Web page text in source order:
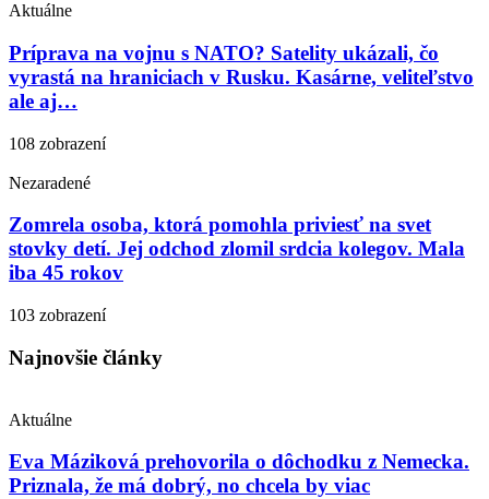
Aktuálne
Príprava na vojnu s NATO? Satelity ukázali, čo
vyrastá na hraniciach v Rusku. Kasárne, veliteľstvo
ale aj…
108 zobrazení
Nezaradené
Zomrela osoba, ktorá pomohla priviesť na svet
stovky detí. Jej odchod zlomil srdcia kolegov. Mala
iba 45 rokov
103 zobrazení
Najnovšie články
Aktuálne
Eva Máziková prehovorila o dôchodku z Nemecka.
Priznala, že má dobrý, no chcela by viac